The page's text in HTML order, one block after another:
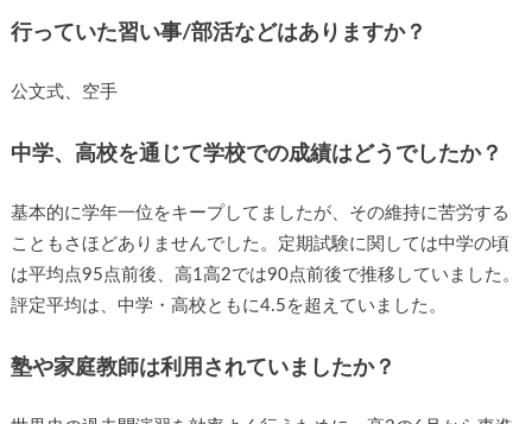
行っていた習い事/部活などはありますか？
公文式、空手
中学、高校を通じて学校での成績はどうでしたか？
基本的に学年一位をキープしてましたが、その維持に苦労する
こともさほどありませんでした。定期試験に関しては中学の頃
は平均点95点前後、高1高2では90点前後で推移していました。
評定平均は、中学・高校ともに4.5を超えていました。
塾や家庭教師は利用されていましたか？